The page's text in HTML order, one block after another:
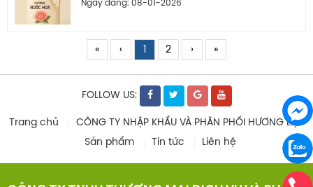
Ngày đăng: 08-01-2026
« ‹ 2 › »
FOLLOW US:
Trang chủ
CÔNG TY NHẬP KHẨU VÀ PHÂN PHỐI HƯƠNG LIỆU
Sản phẩm
Tin tức Liên hệ